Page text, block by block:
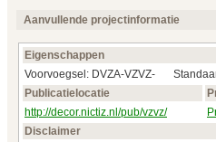
Aanvullende projectinformatie
Eigenschappen
Voorvoegsel: DVZA-VZVZ-
Publicatielocatie
http://decor.nictiz.nl/pub/vzvz/
Disclaimer